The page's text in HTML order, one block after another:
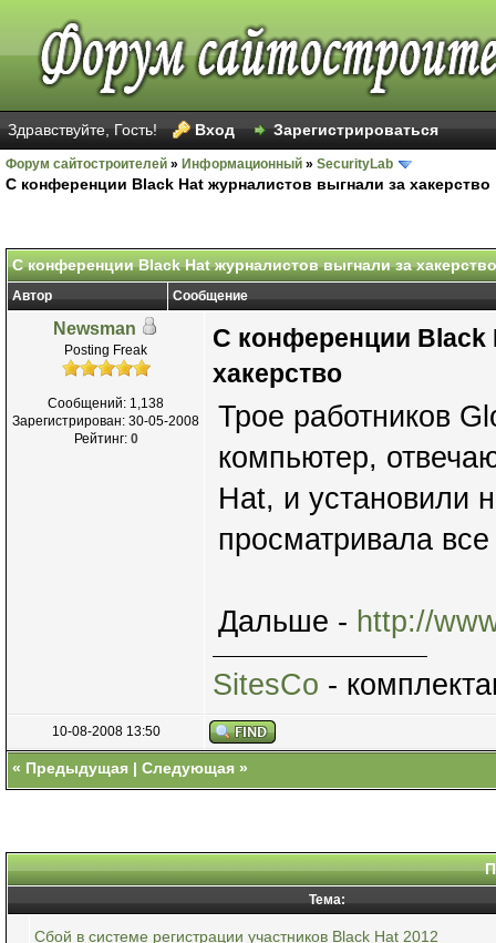
Здравствуйте, Гость! Вход Зарегистрироваться
Форум сайтостроителей » Информационный » SecurityLab
C конференции Black Hat журналистов выгнали за хакерство
C конференции Black Hat журналистов выгнали за хакерство
Автор Сообщение
Newsman
Posting Freak
Сообщений: 1,138
Зарегистрирован: 30-05-2008
Рейтинг: 0
C конференции Black
хакерство
Трое работников
компьютер,
Hat, и установили
просматривала
Дальше - http://
SitesCo -
10-08-2008 13:50
« Предыдущая | Следующая »
Тема:
Сбой в системе регистрации участников Black Hat 2012